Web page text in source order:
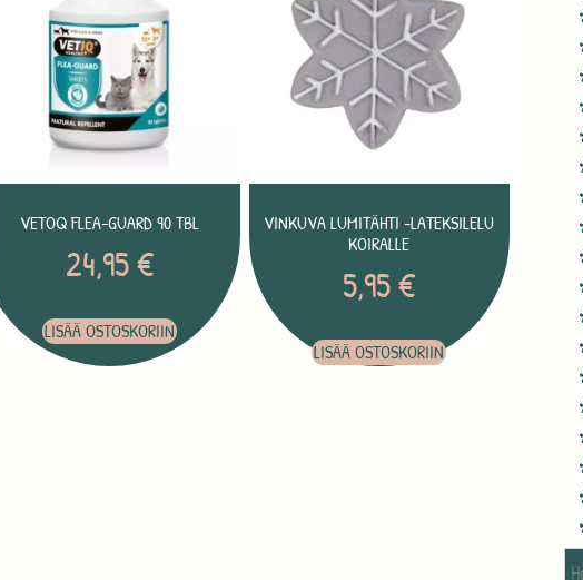
VETOQ FLEA-GUARD 90 TBL
24,95€
LISÄÄ OSTOSKORIIN
VINKUVA LUMITÄHTI -LATEKSILELU
KOIRALLE
5,95€
LISÄÄ OSTOSKORIIN